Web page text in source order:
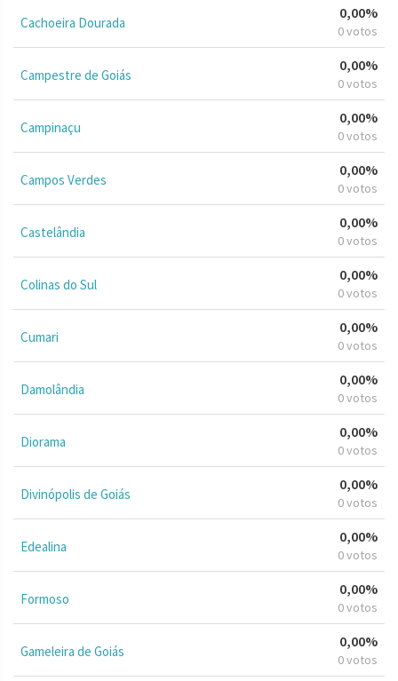
Cachoeira Dourada
0,00%
0 votos
Campestre de Goiás
0,00%
0 votos
Campinaçu
0,00%
0 votos
Campos Verdes
0,00%
0 votos
Castelândia
0,00%
0 votos
Colinas do Sul
0,00%
0 votos
Cumari
0,00%
0 votos
Damolândia
0,00%
0 votos
Diorama
0,00%
0 votos
Divinópolis de Goiás
0,00%
0 votos
Edealina
0,00%
0 votos
Formoso
0,00%
0 votos
Gameleira de Goiás
0,00%
0 votos